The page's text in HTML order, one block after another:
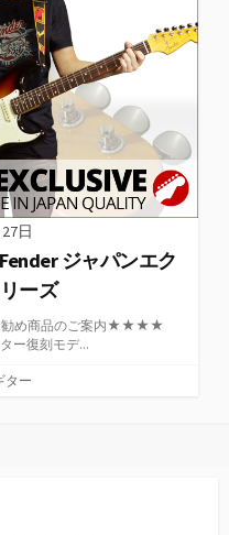
日
ジャパンエク
ーズ
勧め商品のご案内★★★★
ー復刻モデ...
ター